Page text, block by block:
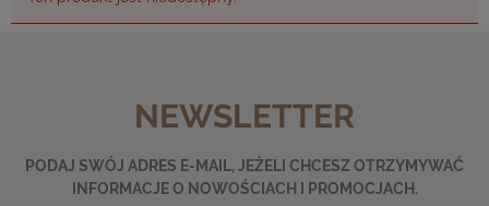
NEWSLETTER
PODAJ SWÓJ ADRES E-MAIL, JEŻELI CHCESZ OTRZYMYWAĆ
INFORMACJE O NOWOŚCIACH I PROMOCJACH.